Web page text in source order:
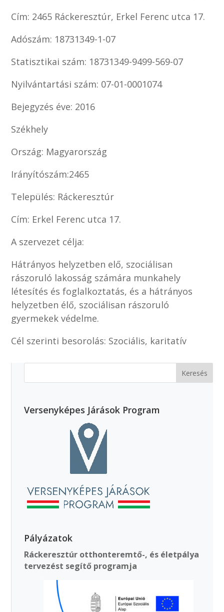
Cím: 2465 Ráckeresztúr, Erkel Ferenc utca 17.
Adószám: 18731349-1-07
Statisztikai szám: 18731349-9499-569-07
Nyilvántartási szám: 07-01-0001074
Bejegyzés éve: 2016
Székhely
Ország: Magyarország
Irányítószám:2465
Település: Ráckeresztúr
Cím: Erkel Ferenc utca 17.
A szervezet célja:
Hátrányos helyzetben elő, szociálisan
rászoruló lakosság számára munkahely
létesítés és foglalkoztatás, és a hátrányos
helyzetben élő, szociálisan rászoruló
gyermekek védelme.
Cél szerinti besorolás: Szociális, karitatív
Versenyképes Járások Program
Pályázatok
Ráckeresztúr otthonteremtő-, és életpálya
tervezést segítő programja